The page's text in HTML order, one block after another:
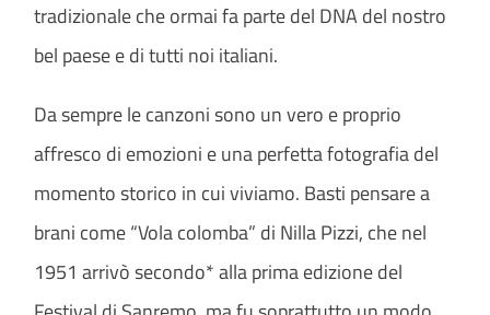
tradizionale che ormai fa parte del DNA del nostro
bel paese e di tutti noi italiani.
Da sempre le canzoni sono un vero e proprio
affresco di emozioni e una perfetta fotografia del
momento storico in cui viviamo. Basti pensare a
brani come “Vola colomba” di Nilla Pizzi, che nel
1951 arrivò secondo* alla prima edizione del